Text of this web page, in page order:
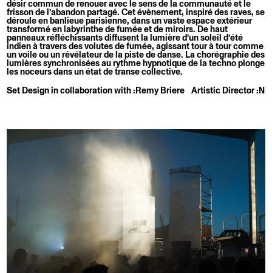
désir commun de renouer avec le sens de la communauté et le
frisson de l’abandon partagé. Cet évènement, inspiré des raves, se
déroule en banlieue parisienne, dans un vaste espace extérieur
transformé en labyrinthe de fumée et de miroirs. De haut
panneaux réfléchissants diffusent la lumière d’un soleil d’été
indien à travers des volutes de fumée, agissant tour à tour comme
un voile ou un révélateur de la piste de danse. La chorégraphie des
lumières synchronisées au rythme hypnotique de la techno plonge
les noceurs dans un état de transe collective.
Set Design in collaboration with :Remy Briere Artistic Director :